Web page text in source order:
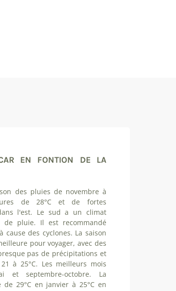
EN FONTION DE LA
des pluies de novembre à
de 28°C et de fortes
l'est. Le sud a un climat
de pluie. Il est recommandé
des cyclones. La saison
pour voyager, avec des
pas de précipitations et
à 25°C. Les meilleurs mois
et septembre-octobre. La
29°C en janvier à 25°C en